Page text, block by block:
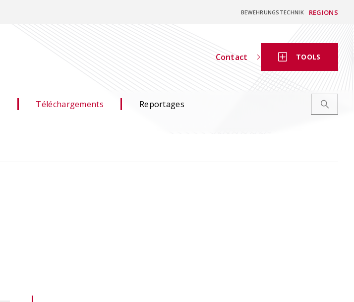
BEWEHRUNGSTECHNIK REGIONS
Contact TOOLS
Téléchargements Reportages